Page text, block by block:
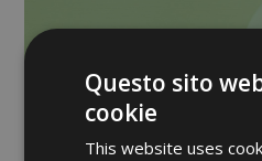
No image description ...
Questo sito
cookie
This website uses